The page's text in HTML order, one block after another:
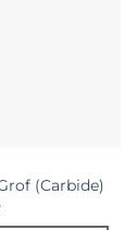
(Carbide)